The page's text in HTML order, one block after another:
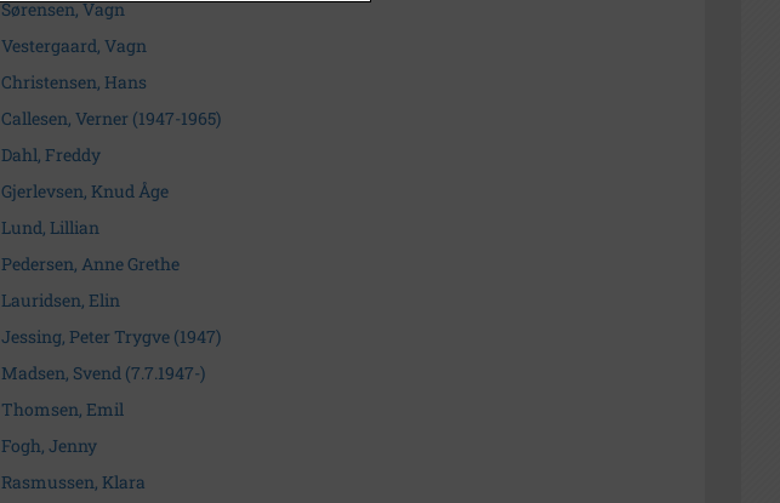
Sørensen, Vagn
Vestergaard, Vagn
Christensen, Hans
Callesen, Verner (1947-1965)
Dahl, Freddy
Gjerlevsen, Knud Åge
Lund, Lillian
Pedersen, Anne Grethe
Lauridsen, Elin
Jessing, Peter Trygve (1947)
Madsen, Svend (7.7.1947-)
Thomsen, Emil
Fogh, Jenny
Rasmussen, Klara